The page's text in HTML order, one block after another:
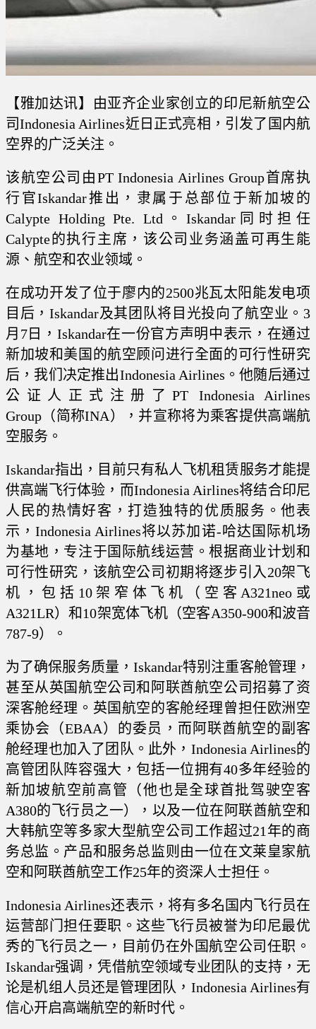
【雅加达讯】由亚齐企业家创立的印尼新航空公
司Indonesia Airlines近日正式亮相，引发了国内航
空界的广泛关注。
该航空公司由PT Indonesia Airlines Group首席执
行官Iskandar推出，隶属于总部位于新加坡的
Calypte Holding Pte. Ltd。Iskandar同时担任
Calypte的执行主席，该公司业务涵盖可再生能
源、航空和农业领域。
在成功开发了位于廖内的2500兆瓦太阳能发电项
目后，Iskandar及其团队将目光投向了航空业。3
月7日，Iskandar在一份官方声明中表示，在通过
新加坡和美国的航空顾问进行全面的可行性研究
后，我们决定推出Indonesia Airlines。他随后通过
公证人正式注册了PT Indonesia Airlines
Group（简称INA），并宣称将为乘客提供高端航
空服务。
Iskandar指出，目前只有私人飞机租赁服务才能提
供高端飞行体验，而Indonesia Airlines将结合印尼
人民的热情好客，打造独特的优质服务。他表
示，Indonesia Airlines将以苏加诺-哈达国际机场
为基地，专注于国际航线运营。根据商业计划和
可行性研究，该航空公司初期将逐步引入20架飞
机，包括10架窄体飞机（空客A321neo或
A321LR）和10架宽体飞机（空客A350-900和波音
787-9）。
为了确保服务质量，Iskandar特别注重客舱管理，
甚至从英国航空公司和阿联酋航空公司招募了资
深客舱经理。英国航空的客舱经理曾担任欧洲空
乘协会（EBAA）的委员，而阿联酋航空的副客
舱经理也加入了团队。此外，Indonesia Airlines的
高管团队阵容强大，包括一位拥有40多年经验的
新加坡航空前高管（他也是全球首批驾驶空客
A380的飞行员之一），以及一位在阿联酋航空和
大韩航空等多家大型航空公司工作超过21年的商
务总监。产品和服务总监则由一位在文莱皇家航
空和阿联酋航空工作25年的资深人士担任。
Indonesia Airlines还表示，将有多名国内飞行员在
运营部门担任要职。这些飞行员被誉为印尼最优
秀的飞行员之一，目前仍在外国航空公司任职。
Iskandar强调，凭借航空领域专业团队的支持，无
论是机组人员还是管理团队，Indonesia Airlines有
信心开启高端航空的新时代。